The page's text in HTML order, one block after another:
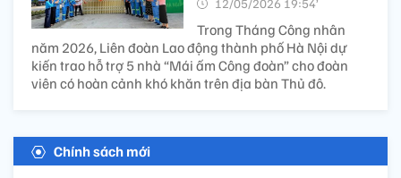
12/05/2026 19:54’
Trong Tháng Công nhân
năm 2026, Liên đoàn Lao động thành phố Hà Nội dự
kiến trao hỗ trợ 5 nhà “Mái ấm Công đoàn” cho đoàn
viên có hoàn cảnh khó khăn trên địa bàn Thủ đô.
Chính sách mới